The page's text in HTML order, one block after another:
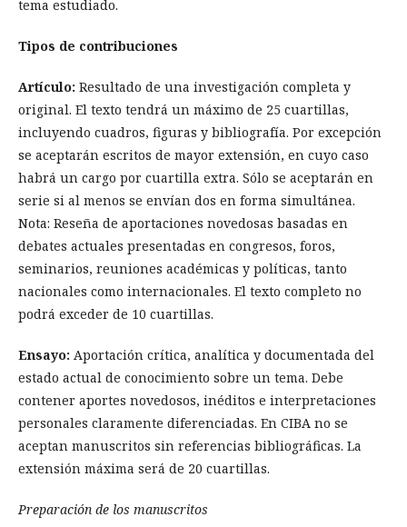
tema estudiado.
Tipos de contribuciones
Artículo: Resultado de una investigación completa y
original. El texto tendrá un máximo de 25 cuartillas,
incluyendo cuadros, figuras y bibliografía. Por excepción
se aceptarán escritos de mayor extensión, en cuyo caso
habrá un cargo por cuartilla extra. Sólo se aceptarán en
serie si al menos se envían dos en forma simultánea.
Nota: Reseña de aportaciones novedosas basadas en
debates actuales presentadas en congresos, foros,
seminarios, reuniones académicas y políticas, tanto
nacionales como internacionales. El texto completo no
podrá exceder de 10 cuartillas.
Ensayo: Aportación crítica, analítica y documentada del
estado actual de conocimiento sobre un tema. Debe
contener aportes novedosos, inéditos e interpretaciones
personales claramente diferenciadas. En CIBA no se
aceptan manuscritos sin referencias bibliográficas. La
extensión máxima será de 20 cuartillas.
Preparación de los manuscritos